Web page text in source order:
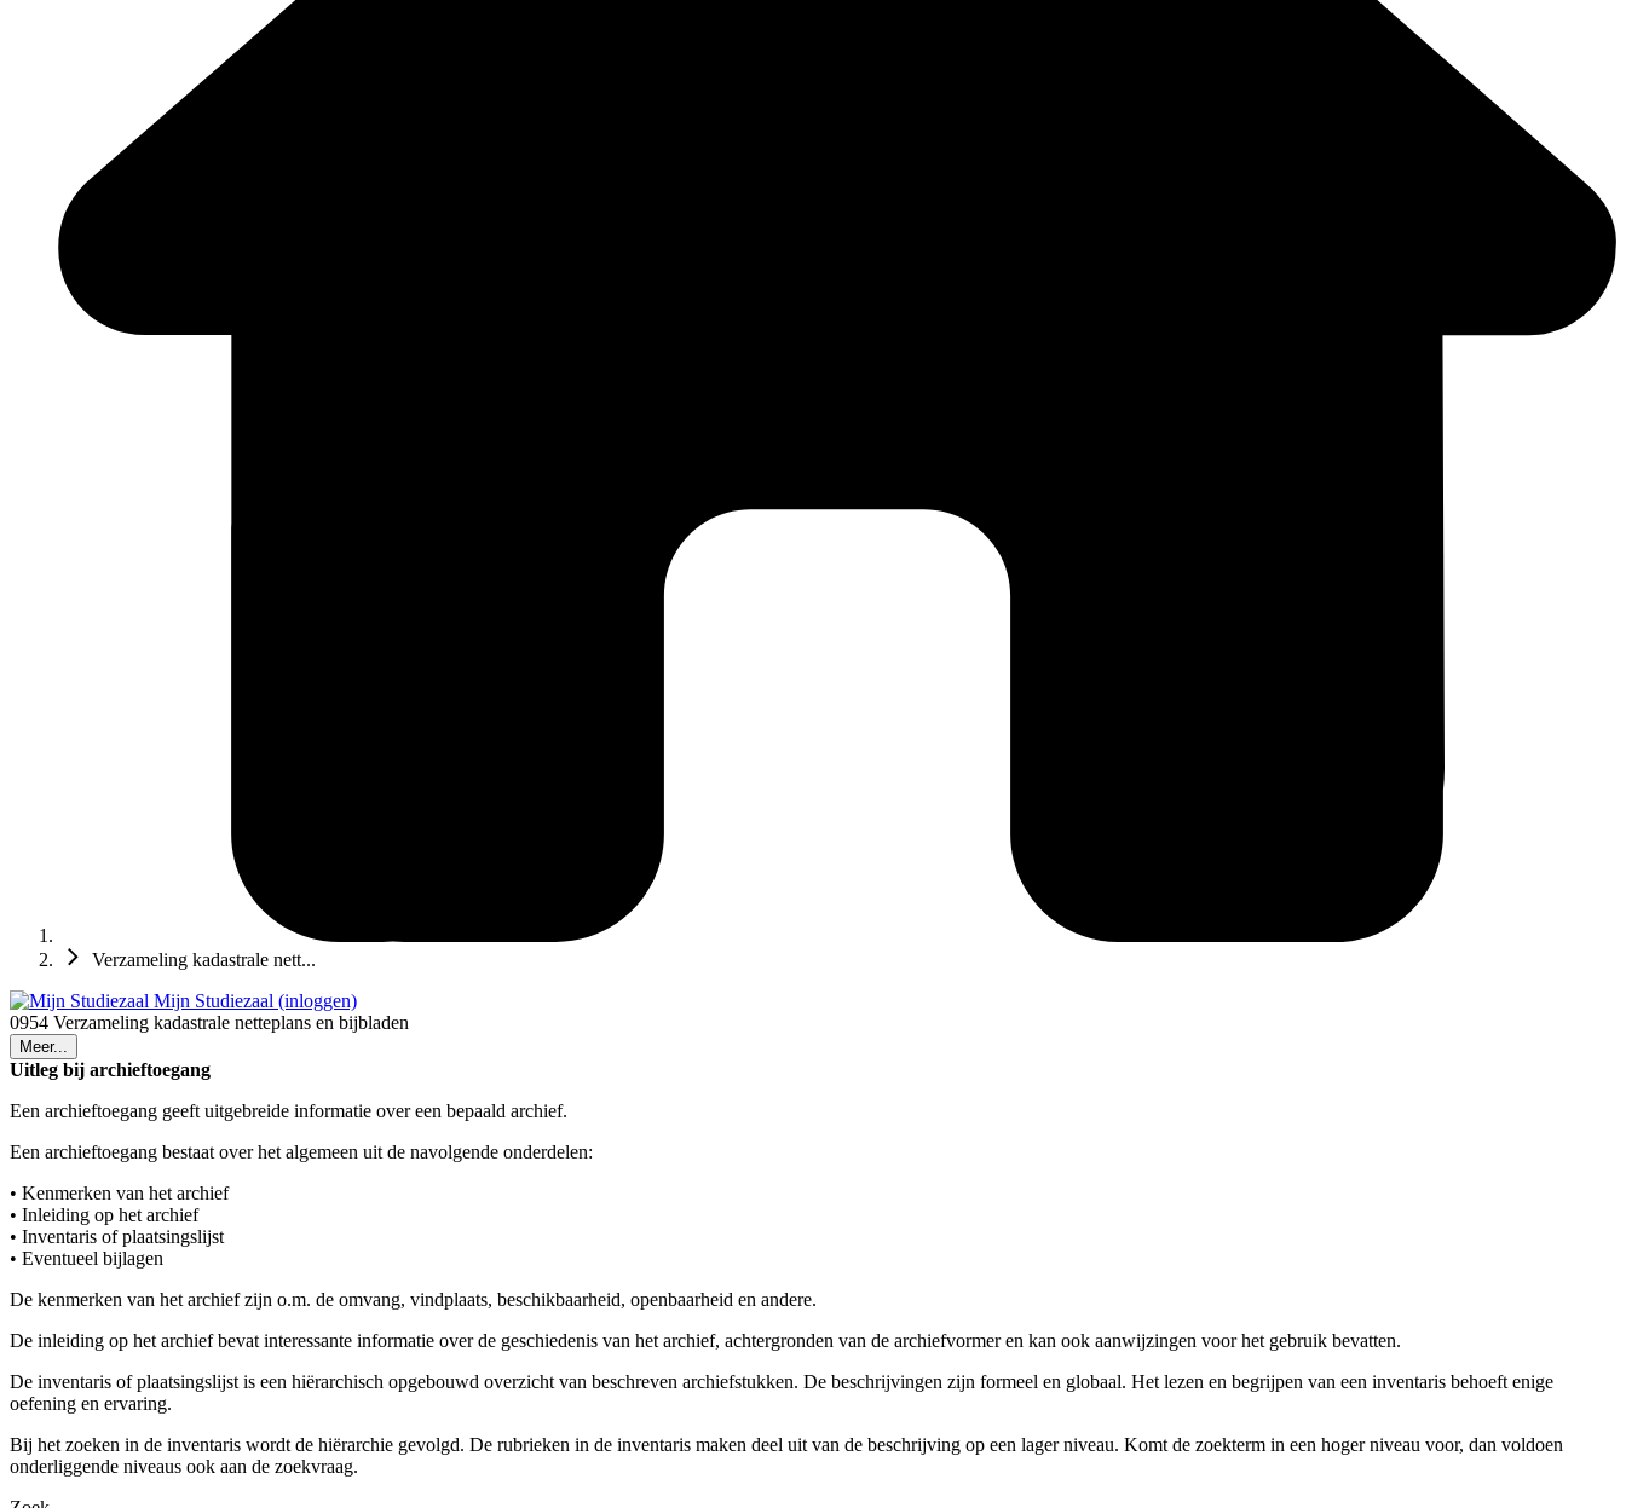
Verzameling kadastrale nett...
Mijn Studiezaal (inloggen)
0954 Verzameling kadastrale netteplans en bijbladen
Meer...
Uitleg bij archieftoegang
Een archieftoegang geeft uitgebreide informatie over een bepaald archief.
Een archieftoegang bestaat over het algemeen uit de navolgende onderdelen:
• Kenmerken van het archief
• Inleiding op het archief
• Inventaris of plaatsingslijst
• Eventueel bijlagen
De kenmerken van het archief zijn o.m. de omvang, vindplaats, beschikbaarheid, openbaarheid en andere.
De inleiding op het archief bevat interessante informatie over de geschiedenis van het archief, achtergronden van de archiefvormer en kan ook aanwijzingen voor het gebruik bevatten.
De inventaris of plaatsingslijst is een hiërarchisch opgebouwd overzicht van beschreven archiefstukken. De beschrijvingen zijn formeel en globaal. Het lezen en begrijpen van een inventaris behoeft enige
oefening en ervaring.
Bij het zoeken in de inventaris wordt de hiërarchie gevolgd. De rubrieken in de inventaris maken deel uit van de beschrijving op een lager niveau. Komt de zoekterm in een hoger niveau voor, dan voldoen
onderliggende niveaus ook aan de zoekvraag.